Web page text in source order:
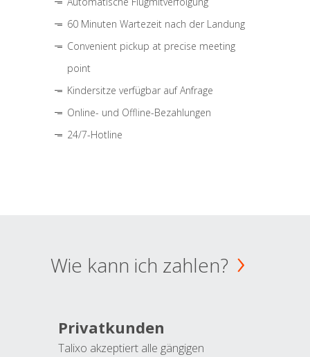
60 Minuten Wartezeit nach der Landung
Convenient pickup at precise meeting
point
Kindersitze verfügbar auf Anfrage
Online- und Offline-Bezahlungen
24/7-Hotline
Wie kann ich zahlen?
Privatkunden
Talixo akzeptiert alle gängigen